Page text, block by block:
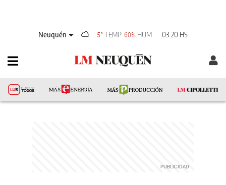
Neuquén 5°TEMP 60% HUM 03:20 HS